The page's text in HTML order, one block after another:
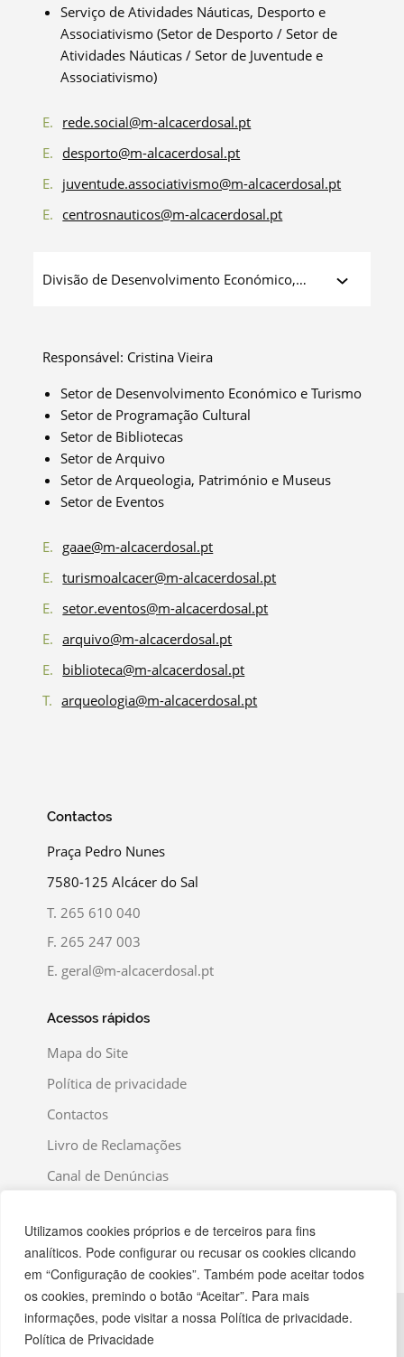
Utilizamos cookies próprios e de terceiros para fins
analíticos. Pode configurar ou recusar os cookies clicando
em “Configuração de cookies”. Também pode aceitar todos
os cookies, premindo o botão “Aceitar”. Para mais
informações, pode visitar a nossa Política de privacidade.
Política de Privacidade
Serviço de Atividades Náuticas, Desporto e
Associativismo (Setor de Desporto / Setor de
Atividades Náuticas / Setor de Juventude e
Associativismo)
E. rede.social@m-alcacerdosal.pt
E. desporto@m-alcacerdosal.pt
E. juventude.associativismo@m-alcacerdosal.pt
E. centrosnauticos@m-alcacerdosal.pt
Divisão de Desenvolvimento Económico,
Responsável: Cristina Vieira
Setor de Desenvolvimento Económico e Turismo
Setor de Programação Cultural
Setor de Bibliotecas
Setor de Arquivo
Setor de Arqueologia, Património e Museus
Setor de Eventos
E. gaae@m-alcacerdosal.pt
E. turismoalcacer@m-alcacerdosal.pt
E. setor.eventos@m-alcacerdosal.pt
E. arquivo@m-alcacerdosal.pt
E. biblioteca@m-alcacerdosal.pt
T. arqueologia@m-alcacerdosal.pt
Contactos
Praça Pedro Nunes
7580-125 Alcácer do Sal
T.265 610 040
F.265 247 003
E. geral@m-alcacerdosal.pt
Acessos rápidos
Mapa do Site
Política de privacidade
Contactos
Livro de Reclamações
Canal de Denúncias